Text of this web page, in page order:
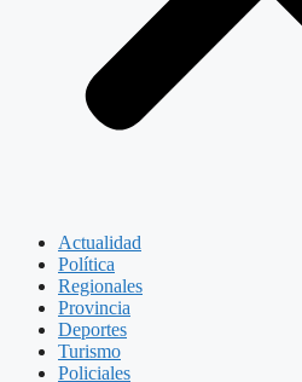
Actualidad
Política
Regionales
Provincia
Deportes
Turismo
Policiales